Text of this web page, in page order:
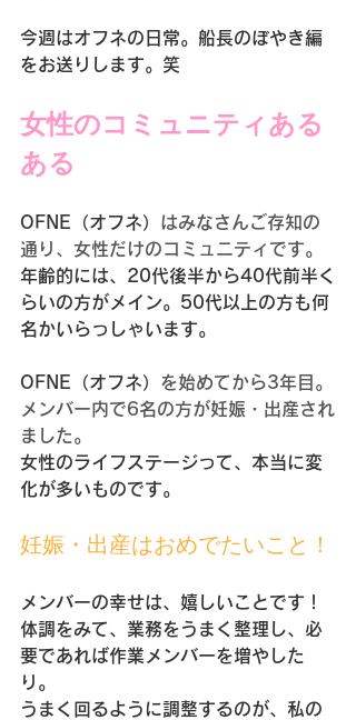
今週はオフネの日常。船長のぼやき編
をお送りします。笑
女性のコミュニティある
ある
OFNE（オフネ） はみなさんご存知の
通り、女性だけのコミュニティです。
年齢的には、20代後半から40代前半く
らいの方がメイン。50代以上の方も何
名かいらっしゃいます。
OFNE（オフネ） を始めてから3年目。
メンバー内で6名の方が妊娠・出産され
ました。
女性のライフステージって、本当に変
化が多いものです。
妊娠・出産はおめでたいこと！
メンバーの幸せは、嬉しいことです！
体調をみて、業務をうまく整理し、必
要であれば作業メンバーを増やした
り。
うまく回るように調整するのが、私の